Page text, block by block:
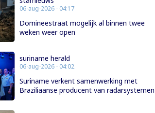
06-aug-2026 - 04:17
Domineestraat mogelijk al binnen twee
weken weer open
suriname herald
06-aug-2026 - 04:02
Suriname verkent samenwerking met
Braziliaanse producent van radarsystemen